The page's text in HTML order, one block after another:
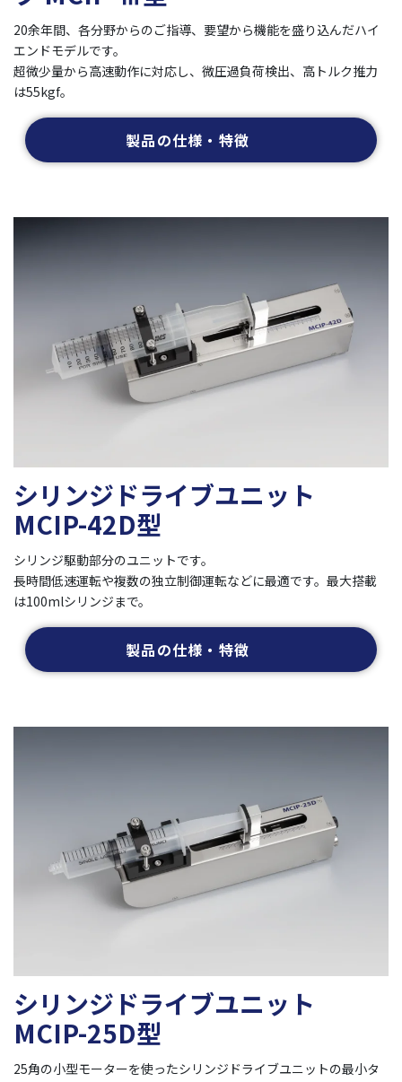
20余年間、各分野からのご指導、要望から機能を盛り込んだハイ
エンドモデルです。
超微少量から高速動作に対応し、微圧過負荷検出、高トルク推力
は55kgf。
製品の仕様・特徴
シリンジドライブユニット
MCIP-42D型
シリンジ駆動部分のユニットです。
長時間低速運転や複数の独立制御運転などに最適です。最大搭載
は100mlシリンジまで。
製品の仕様・特徴
シリンジドライブユニット
MCIP-25D型
25角の小型モーターを使ったシリンジドライブユニットの最小タ